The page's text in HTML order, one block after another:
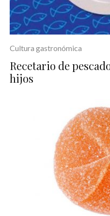
Cultura gastronómica
Recetario de
hijos